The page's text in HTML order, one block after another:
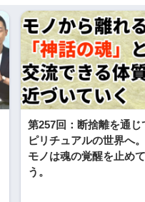
第257回：断捨離を通じ
ピリチュアルの世界へ
モノは魂の覚醒を止め
う。